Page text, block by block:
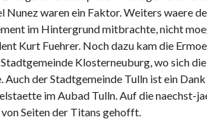
waren ein Faktor. Weiters waere
im Hintergrund mitbrachte, nicht
Kurt Fuehrer. Noch dazu kam die
Klosterneuburg, wo sich
der Stadtgemeinde Tulln ist ein
im Aubad Tulln. Auf die naechst-
Seiten der Titans gehofft.